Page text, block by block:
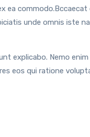
ea
unde omnis iste
explicabo. Nemo
eos qui ratione